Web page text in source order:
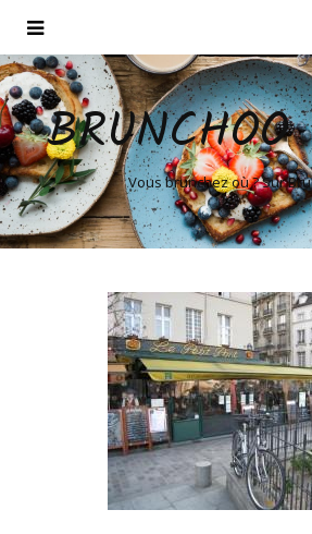
Vous brunchez où ? Sur